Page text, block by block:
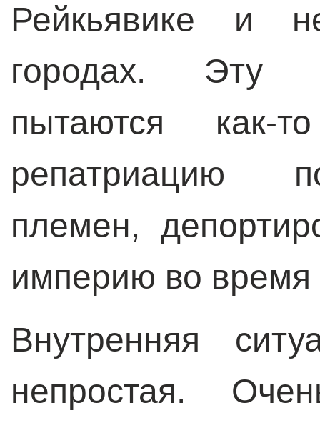
Рейкьявике и
городах. Эту
пытаются как-
репатриацию
племен,
империю во время
Внутренняя
непростая.